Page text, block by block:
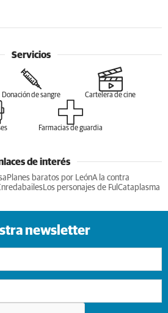
Servicios
Donación de sangre Cartelera de cine
Farmacias de guardia
de interés
Planes baratos por LeónA la contra
Los personajes de Ful Cataplasma
newsletter